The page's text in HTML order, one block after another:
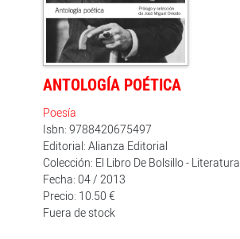
ANTOLOGÍA POÉTICA
Poesía
Isbn: 9788420675497
Editorial: Alianza Editorial
Colección: El Libro De Bolsillo - Literatura
Fecha: 04 / 2013
Precio: 10.50 €
Fuera de stock